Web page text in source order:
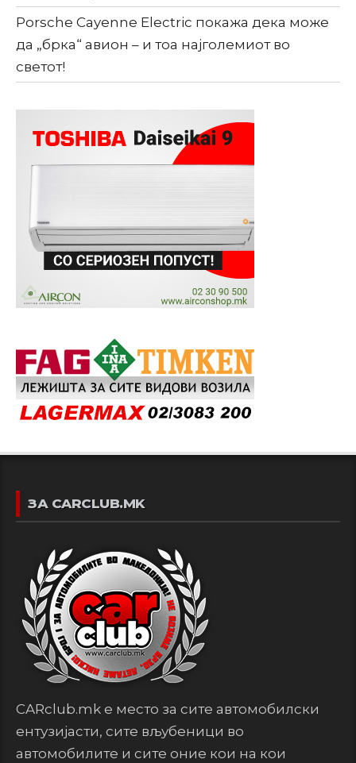
Porsche Cayenne Electric покажа дека може
да „брка“ авион – и тоа најголемиот во
светот!
ЗА CARCLUB.MK
CARclub.mk е место за сите автомобилски
ентузијасти, сите вљубеници во
автомобилите и сите оние кои на кои